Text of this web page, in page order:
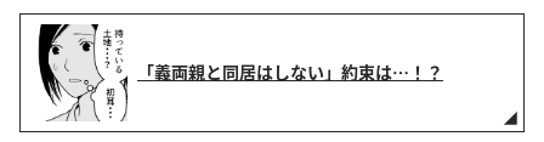
「義両親と同居はしない」約束は…！？